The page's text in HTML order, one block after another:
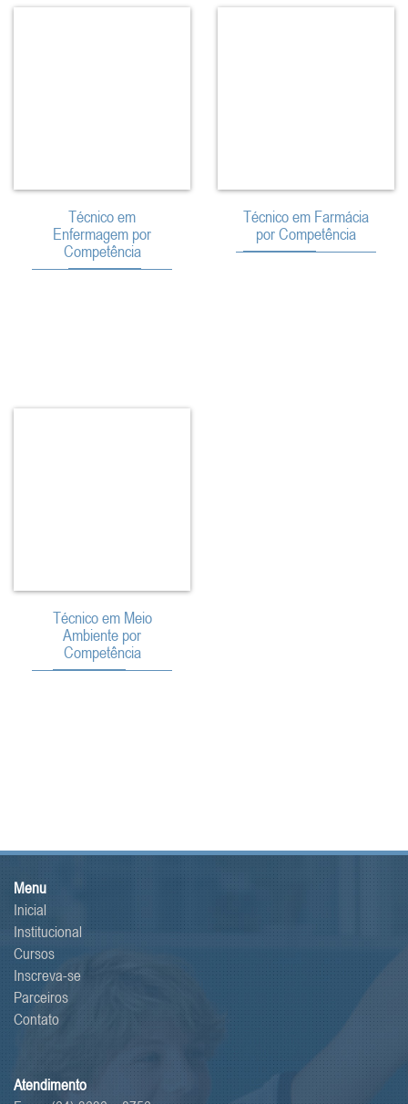
Técnico em
Enfermagem por
Competência
Técnico em Farmácia
por Competência
Técnico em Meio
Ambiente por
Competência
Menu
Inicial
Institucional
Cursos
Inscreva-se
Parceiros
Contato
Atendimento